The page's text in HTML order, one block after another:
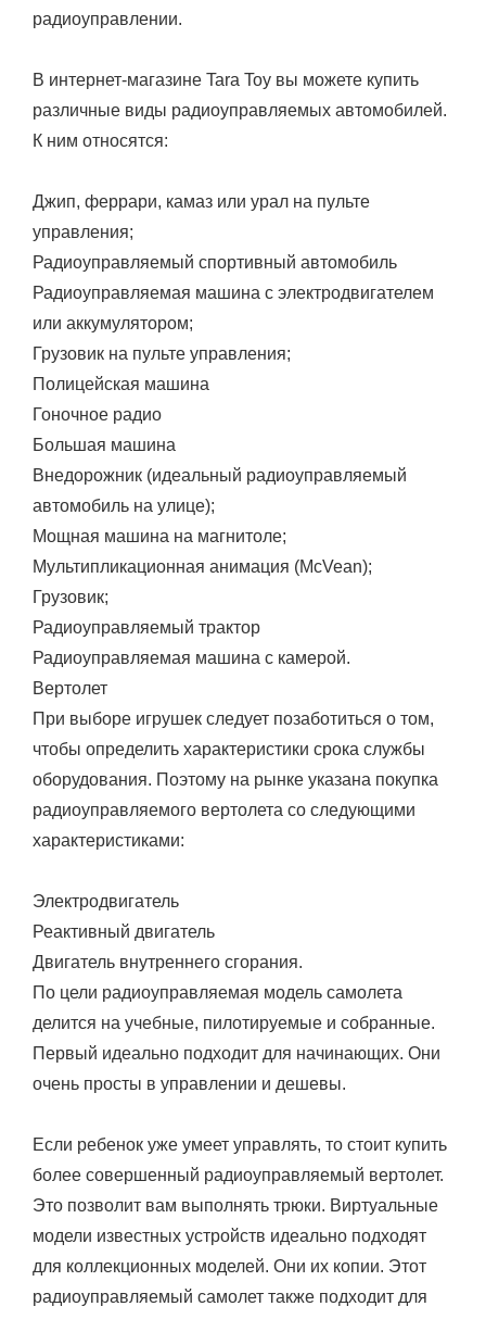
радиоуправлении.
В интернет-магазине Tara Toy вы можете купить
различные виды радиоуправляемых автомобилей.
К ним относятся:
Джип, феррари, камаз или урал на пульте
управления;
Радиоуправляемый спортивный автомобиль
Радиоуправляемая машина с электродвигателем
или аккумулятором;
Грузовик на пульте управления;
Полицейская машина
Гоночное радио
Большая машина
Внедорожник (идеальный радиоуправляемый
автомобиль на улице);
Мощная машина на магнитоле;
Мультипликационная анимация (McVean);
Грузовик;
Радиоуправляемый трактор
Радиоуправляемая машина с камерой.
Вертолет
При выборе игрушек следует позаботиться о том,
чтобы определить характеристики срока службы
оборудования. Поэтому на рынке указана покупка
радиоуправляемого вертолета со следующими
характеристиками:
Электродвигатель
Реактивный двигатель
Двигатель внутреннего сгорания.
По цели радиоуправляемая модель самолета
делится на учебные, пилотируемые и собранные.
Первый идеально подходит для начинающих. Они
очень просты в управлении и дешевы.
Если ребенок уже умеет управлять, то стоит купить
более совершенный радиоуправляемый вертолет.
Это позволит вам выполнять трюки. Виртуальные
модели известных устройств идеально подходят
для коллекционных моделей. Они их копии. Этот
радиоуправляемый самолет также подходит для